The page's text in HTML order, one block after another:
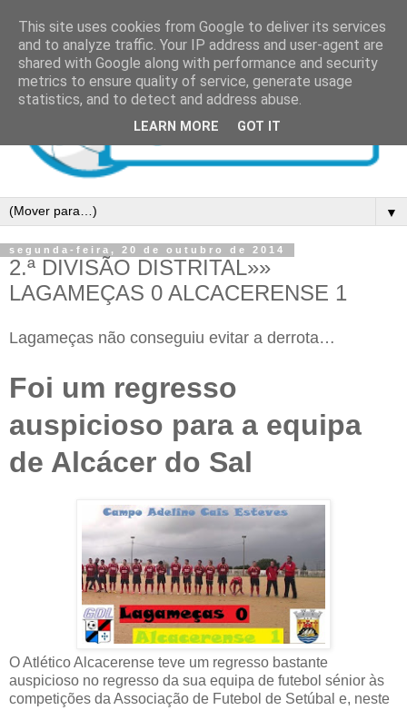
▼
segunda-feira, 20 de outubro de 2014
2.ª DIVISÃO DISTRITAL»»
LAGAMEÇAS 0 ALCACERENSE 1
Lagameças não conseguiu evitar a derrota…
Foi um regresso
auspicioso para a equipa
de Alcácer do Sal
O Atlético Alcacerense teve um regresso bastante
auspicioso no regresso da sua equipa de futebol sénior às
competições da Associação de Futebol de Setúbal e, neste
This site uses cookies from Google to deliver its services
and to analyze traffic. Your IP address and user-agent are
shared with Google along with performance and security
metrics to ensure quality of service, generate usage
statistics, and to detect and address abuse.
LEARN MORE GOT IT